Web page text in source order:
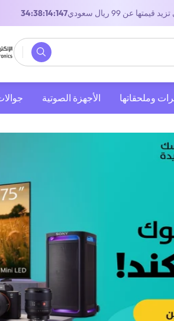
عن 99 ريال سعودي 32:38:14:147
وملحقاتها‬ الأجهزة الصوتية